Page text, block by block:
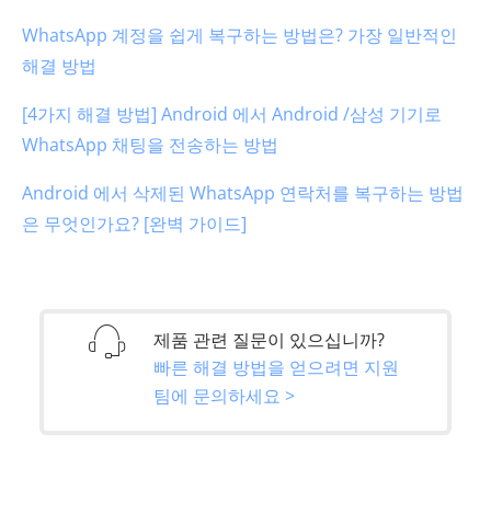
WhatsApp 계정을 쉽게 복구하는 방법은? 가장 일반적인
해결 방법
[4가지 해결 방법] Android 에서 Android /삼성 기기로
WhatsApp 채팅을 전송하는 방법
Android 에서 삭제된 WhatsApp 연락처를 복구하는 방법
은 무엇인가요? [완벽 가이드]
제품 관련 질문이 있으십니까?
빠른 해결 방법을 얻으려면 지원
팀에 문의하세요 >